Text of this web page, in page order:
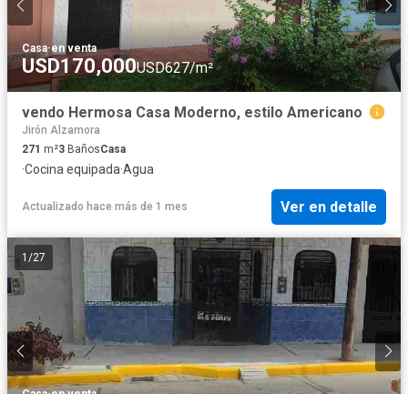
Casa·en venta
USD170,000USD627/m²
vendo Hermosa Casa Moderno, estilo Americano
Jirón Alzamora
271 m²3 BañosCasa
·Cocina equipada·Agua
Actualizado hace más de 1 mes Ver en detalle
1 /27